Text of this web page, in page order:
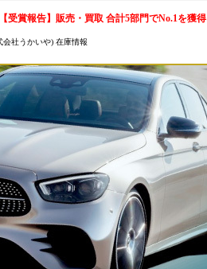
【受賞報告】販売・買取 合計5部門でNo.1を獲得
社うかいや) 在庫情報